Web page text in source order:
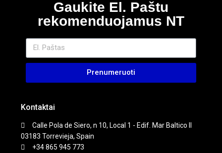
Gaukite El. Paštu
rekomenduojamus NT
Prenumeruoti
Kontaktai
Calle Pola de Siero, n 10, Local 1 - Edif. Mar Baltico II
03183 Torrevieja, Spain
+34 865 945 773